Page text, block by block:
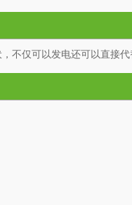
不仅可以发电还可以直接